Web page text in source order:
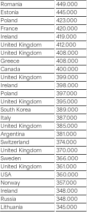
Romania
449.000
Estonia
445.000
Poland
423.000
France
420.000
Ireland
419.000
United Kingdom
412.000
United Kingdom
408.000
Greece
408.000
Canada
400.000
United Kingdom
399.000
Ireland
398.000
Poland
397.000
United Kingdom
395.000
South Korea
389.000
Italy
387.000
United Kingdom
385.000
Argentina
381.000
Switzerland
374.000
United Kingdom
370.000
Sweden
366.000
United Kingdom
361.000
USA
360.000
Norway
357.000
Ireland
348.000
Russia
348.000
Lithuania
345.000